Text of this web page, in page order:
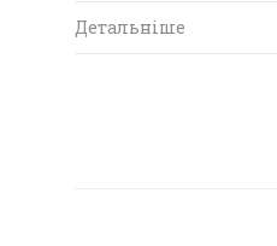
Детальніше